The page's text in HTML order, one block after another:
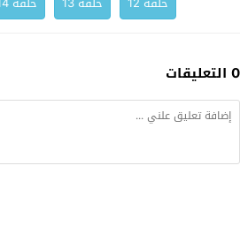
0 التعليقات